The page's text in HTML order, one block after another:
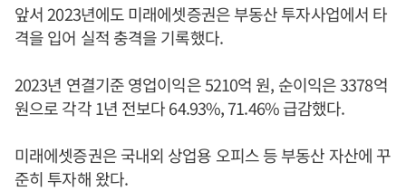
앞서 2023년에도 미래에셋증권은 부동산 투자사업에서 타
격을 입어 실적 충격을 기록했다.
2023년 연결기준 영업이익은 5210억 원, 순이익은 3378억
원으로 각각 1년 전보다 64.93%, 71.46% 급감했다.
미래에셋증권은 국내외 상업용 오피스 등 부동산 자산에 꾸
준히 투자해 왔다.